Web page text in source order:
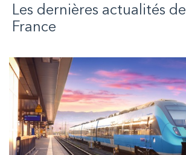
Les dernières actualités de
France